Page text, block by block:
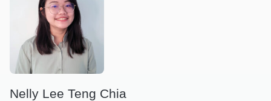
Nelly Lee Teng Chia